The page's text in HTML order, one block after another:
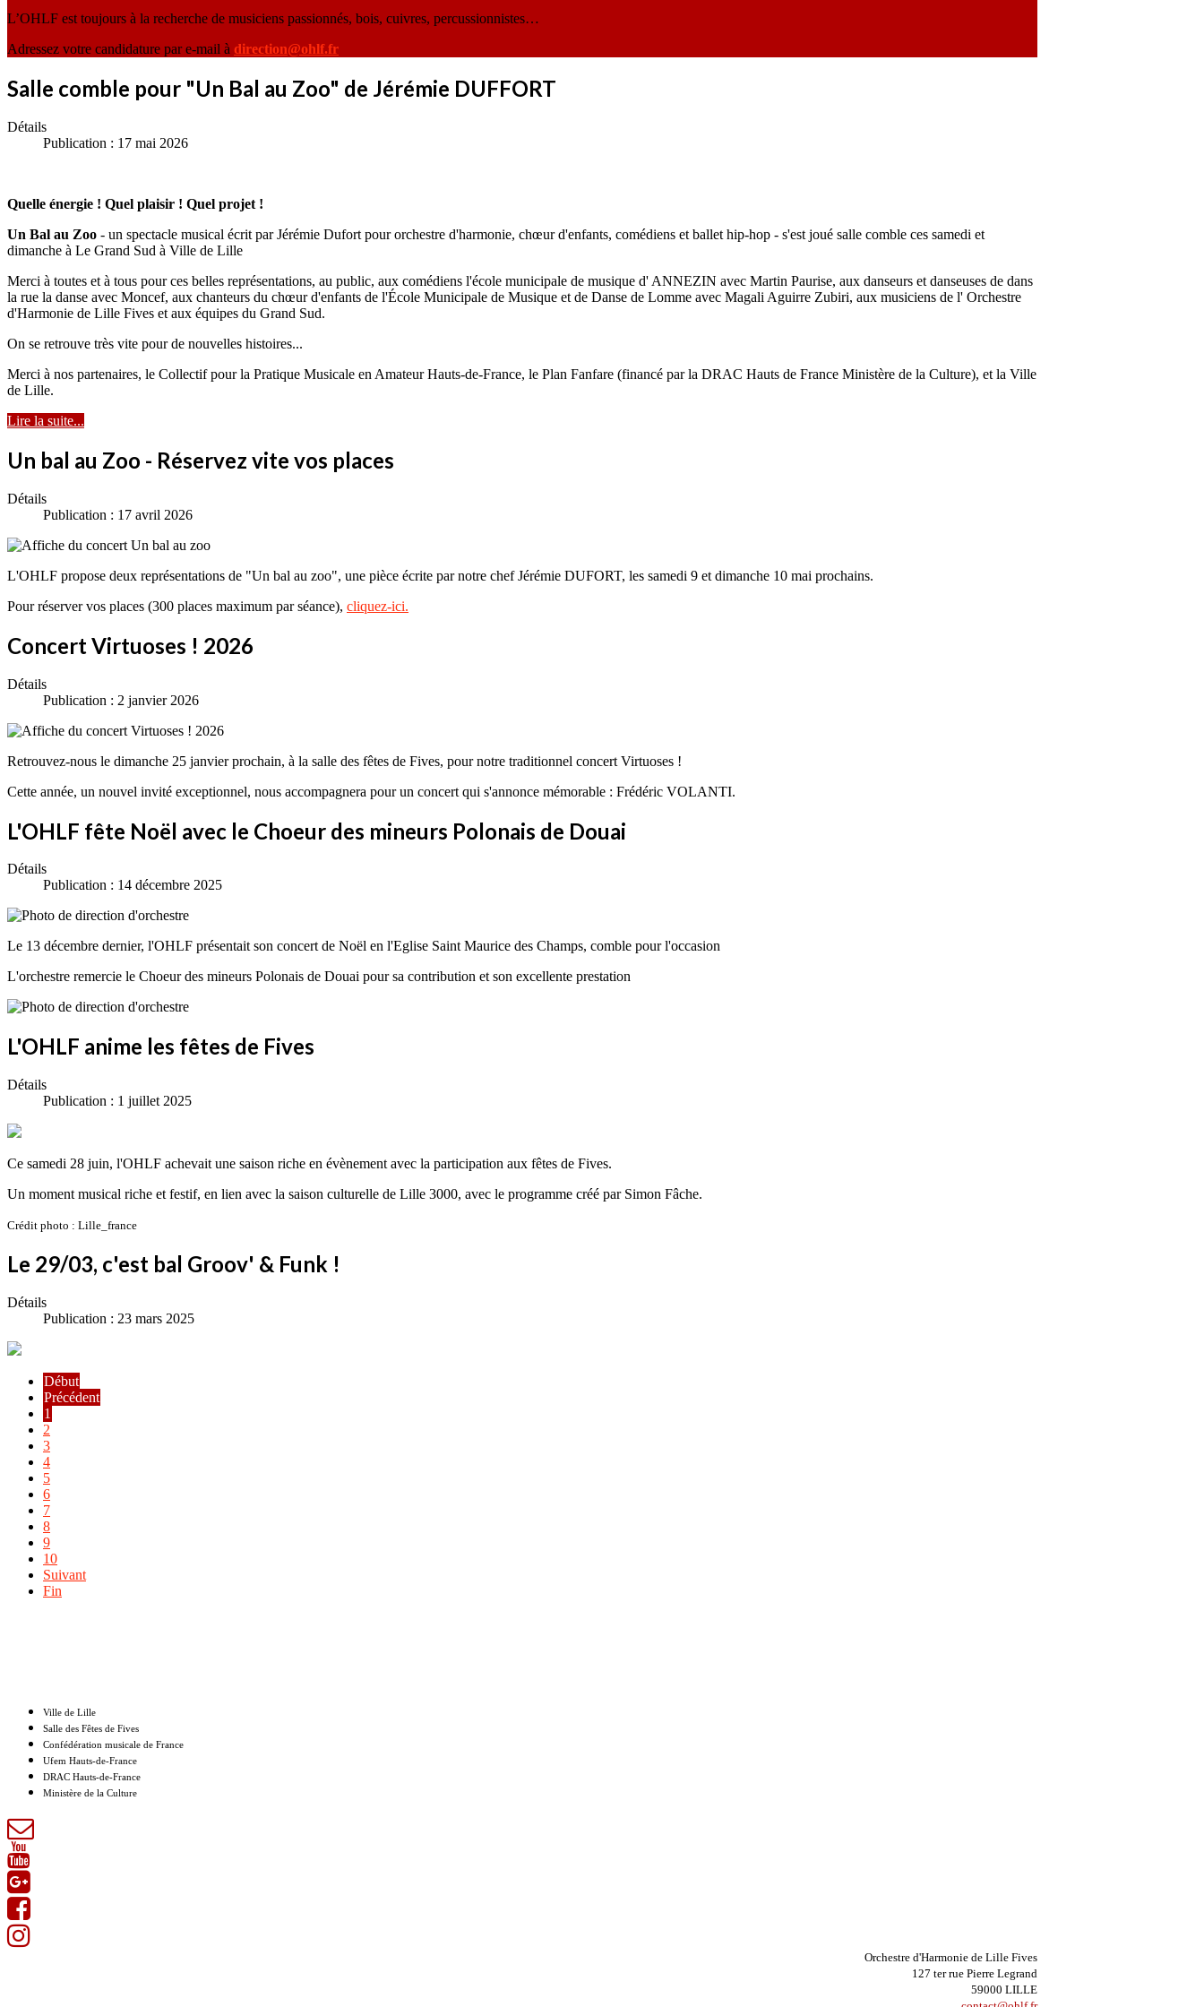
L’OHLF est toujours à la recherche de musiciens passionnés, bois, cuivres, percussionnistes…
Adressez votre candidature par e-mail à direction@ohlf.fr
Salle comble pour "Un Bal au Zoo" de Jérémie DUFFORT
Détails
Publication : 17 mai 2026
Quelle énergie ! Quel plaisir ! Quel projet !
Un Bal au Zoo - un spectacle musical écrit par Jérémie Dufort pour orchestre d'harmonie, chœur d'enfants, comédiens et ballet hip-hop - s'est joué salle comble ces samedi et
dimanche à Le Grand Sud à Ville de Lille
Merci à toutes et à tous pour ces belles représentations, au public, aux comédiens l'école municipale de musique d' ANNEZIN avec Martin Paurise, aux danseurs et danseuses de dans
la rue la danse avec Moncef, aux chanteurs du chœur d'enfants de l'École Municipale de Musique et de Danse de Lomme avec Magali Aguirre Zubiri, aux musiciens de l' Orchestre
d'Harmonie de Lille Fives et aux équipes du Grand Sud.
On se retrouve très vite pour de nouvelles histoires...
Merci à nos partenaires, le Collectif pour la Pratique Musicale en Amateur Hauts-de-France, le Plan Fanfare (financé par la DRAC Hauts de France Ministère de la Culture), et la Ville
de Lille.
Lire la suite...
Un bal au Zoo - Réservez vite vos places
Détails
Publication : 17 avril 2026
L'OHLF propose deux représentations de "Un bal au zoo", une pièce écrite par notre chef Jérémie DUFORT, les samedi 9 et dimanche 10 mai prochains.
Pour réserver vos places (300 places maximum par séance), cliquez-ici.
Concert Virtuoses ! 2026
Détails
Publication : 2 janvier 2026
Retrouvez-nous le dimanche 25 janvier prochain, à la salle des fêtes de Fives, pour notre traditionnel concert Virtuoses !
Cette année, un nouvel invité exceptionnel, nous accompagnera pour un concert qui s'annonce mémorable : Frédéric VOLANTI.
L'OHLF fête Noël avec le Choeur des mineurs Polonais de Douai
Détails
Publication : 14 décembre 2025
Le 13 décembre dernier, l'OHLF présentait son concert de Noël en l'Eglise Saint Maurice des Champs, comble pour l'occasion
L'orchestre remercie le Choeur des mineurs Polonais de Douai pour sa contribution et son excellente prestation
L'OHLF anime les fêtes de Fives
Détails
Publication : 1 juillet 2025
Ce samedi 28 juin, l'OHLF achevait une saison riche en évènement avec la participation aux fêtes de Fives.
Un moment musical riche et festif, en lien avec la saison culturelle de Lille 3000, avec le programme créé par Simon Fâche.
Crédit photo : Lille_france
Le 29/03, c'est bal Groov' & Funk !
Détails
Publication : 23 mars 2025
Début
Précédent
1
2
3
4
5
6
7
8
9
10
Suivant
Fin
Ville de Lille
Salle des Fêtes de Fives
Confédération musicale de France
Ufem Hauts-de-France
DRAC Hauts-de-France
Ministère de la Culture
Orchestre d'Harmonie de Lille Fives
127 ter rue Pierre Legrand
59000 LILLE